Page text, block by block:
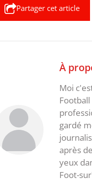
Partager cet article
À
Moi
gardé
après
yeux
Foot-